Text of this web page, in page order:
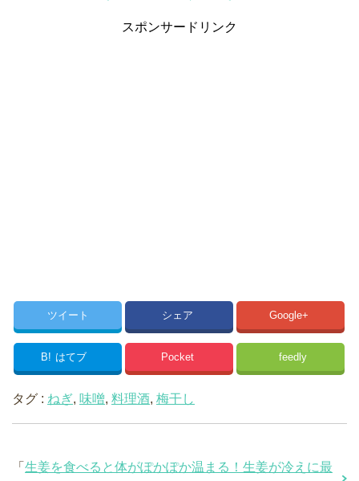
スポンサードリンク
ツイート シェア Google+
B! はてブ Pocket feedly
タグ : ねぎ, 味噌, 料理酒, 梅干し
「 生姜を食べると体がぽかぽか温まる！生姜が冷えに最